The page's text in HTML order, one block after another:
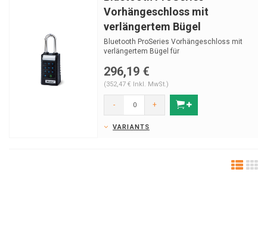
Vorhängeschloss mit
verlängertem Bügel
Bluetooth ProSeries Vorhängeschloss mit
verlängertem Bügel für
296,19 €
(352,47 € Inkl. MwSt.)
- +
VARIANTS